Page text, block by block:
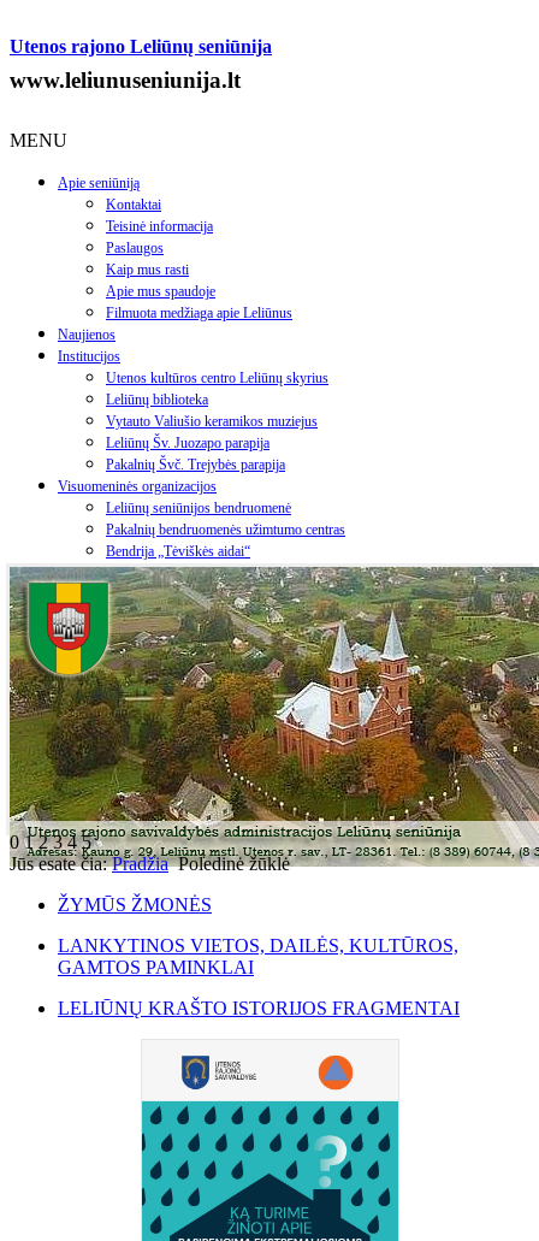
Utenos rajono Leliūnų seniūnija
www.leliunuseniunija.lt
MENU
Apie seniūniją
Kontaktai
Teisinė informacija
Paslaugos
Kaip mus rasti
Apie mus spaudoje
Filmuota medžiaga apie Leliūnus
Naujienos
Institucijos
Utenos kultūros centro Leliūnų skyrius
Leliūnų biblioteka
Vytauto Valiušio keramikos muziejus
Leliūnų Šv. Juozapo parapija
Pakalnių Švč. Trejybės parapija
Visuomeninės organizacijos
Leliūnų seniūnijos bendruomenė
Pakalnių bendruomenės užimtumo centras
Bendrija „Tėviškės aidai“
012345
Jūs esate čia:Pradžia Poledinė žūklė
ŽYMŪS ŽMONĖS
LANKYTINOS VIETOS, DAILĖS, KULTŪROS,
GAMTOS PAMINKLAI
LELIŪNŲ KRAŠTO ISTORIJOS FRAGMENTAI